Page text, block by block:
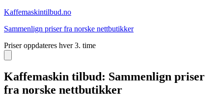
Kaffemaskintilbud.no
Sammenlign priser fra norske nettbutikker
Priser oppdateres hver 3. time
Kaffemaskin tilbud: Sammenlign priser
fra norske nettbutikker